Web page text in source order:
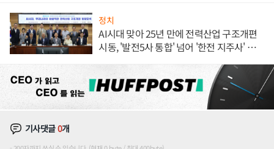
정치
AI시대 맞아 25년 만에 전력산업 구조개편
시동, '발전5사 통합' 넘어 '한전 지주사' 재편
기사댓글0개